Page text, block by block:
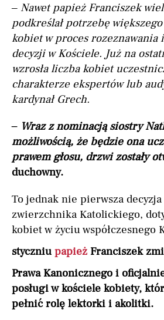
– Nawet papież Franciszek
podkreślał potrzebę
kobiet w proces rozeznawania
decyzji w Kościele. Już na
wzrosła liczba kobiet
charakterze ekspertów lub
kardynał Grech.
– Wraz z nominacją siostry
możliwością, że będzie ona
prawem głosu, drzwi zostały
duchowny.
To jednak nie pierwsza
zwierzchnika Katolickiego,
kobiet w życiu współczesnego
styczniupapież Franciszek
Prawa Kanonicznego i
posługi w kościele kobiety,
pełnić rolę lektorki i akolitki.